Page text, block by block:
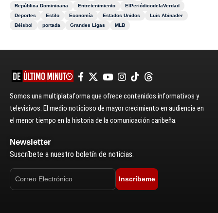
República Dominicana
Entretenimiento
ElPeriódicodelaVerdad
Deportes
Estilo Economía Estados Unidos
Luis Abinader
Béisbol
portada Grandes Ligas MLB
Somos una multiplataforma que ofrece contenidos informativos y
televisivos. El medio noticioso de mayor crecimiento en audiencia en
el menor tiempo en la historia de la comunicación caribeña.
Newsletter
Suscríbete a nuestro boletín de noticias.
Inscríbeme